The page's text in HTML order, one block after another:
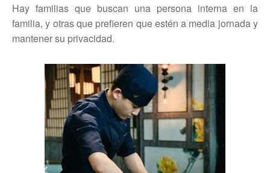
Hay familias que buscan una persona interna en la
familia, y otras que prefieren que estén a media jornada y
mantener su privacidad.